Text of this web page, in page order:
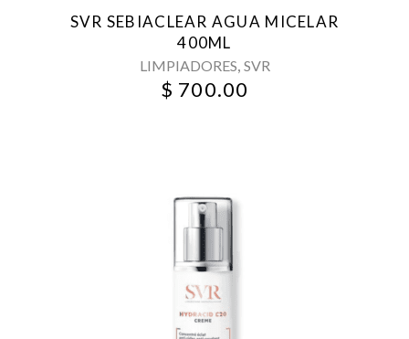
SVR SEBIACLEAR AGUA MICELAR
400ML
LIMPIADORES, SVR
$ 700.00